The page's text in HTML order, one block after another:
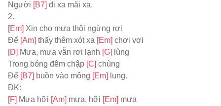
Người [B7] đi xa mãi xa.
2.
[Em] Xin cho mưa thôi ngừng rơi
Để [Am] thấy thêm xót xa [Em] chơi vơi
[D] Mưa, mưa vẫn rơi lạnh [G]
lùng
Trong bóng đêm chập [C] chùng
Để [B7] buồn vào mông [Em]
lung.
ĐK:
[F] Mưa hỡi [Am] mưa, hỡi [Em] mưa